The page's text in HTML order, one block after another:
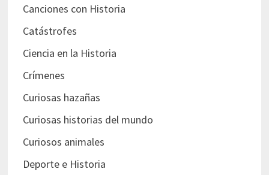
Canciones con Historia
Catástrofes
Ciencia en la Historia
Crímenes
Curiosas hazañas
Curiosas historias del mundo
Curiosos animales
Deporte e Historia